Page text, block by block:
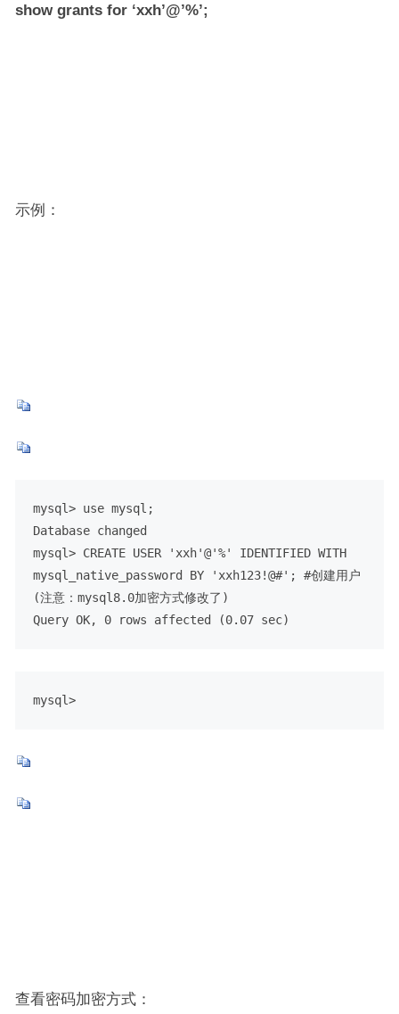
show grants for ‘xxh’@’%’;
示例：
mysql> use mysql;
Database changed
mysql> CREATE USER 'xxh'@'%' IDENTIFIED WITH
mysql_native_password BY 'xxh123!@#'; #创建用户
(注意：mysql8.0加密方式修改了)
Query OK, 0 rows affected (0.07 sec)
mysql>
查看密码加密方式：